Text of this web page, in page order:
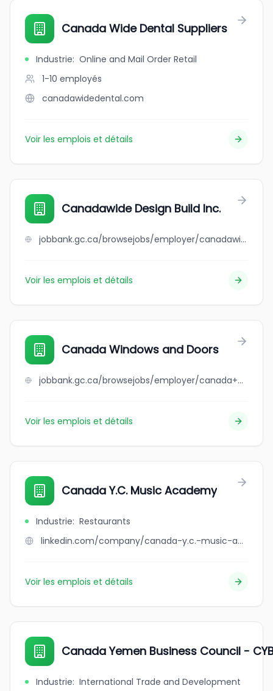
Canada Wide Dental Suppliers
Industrie: Online and Mail Order Retail
1-10 employés
canadawidedental.com
Voir les emplois et détails
Canadawide Design Build Inc.
jobbank.gc.ca/browsejobs/employer/canadawide+design+build+inc./ca
Voir les emplois et détails
Canada Windows and Doors
jobbank.gc.ca/browsejobs/employer/canada+windows+and+doors/ca
Voir les emplois et détails
Canada Y.C. Music Academy
Industrie: Restaurants
linkedin.com/company/canada-y.c.-music-academy
Voir les emplois et détails
Canada Yemen Business Council -
Industrie: International Trade and Development